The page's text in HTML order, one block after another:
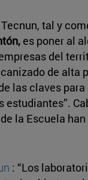
tal y
es poner al
del
de alta
las claves
la Escuela
: “Los